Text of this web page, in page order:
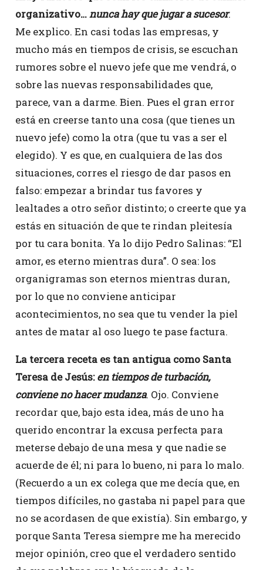
organizativo…nunca hay que jugar a sucesor.
Me explico. En casi todas las empresas, y
mucho más en tiempos de crisis, se escuchan
rumores sobre el nuevo jefe que me vendrá, o
sobre las nuevas responsabilidades que,
parece, van a darme. Bien. Pues el gran error
está en creerse tanto una cosa (que tienes un
nuevo jefe) como la otra (que tu vas a ser el
elegido). Y es que, en cualquiera de las dos
situaciones, corres el riesgo de dar pasos en
falso: empezar a brindar tus favores y
lealtades a otro señor distinto; o creerte que ya
estás en situación de que te rindan pleitesía
por tu cara bonita. Ya lo dijo Pedro Salinas: “El
amor, es eterno mientras dura”. O sea: los
organigramas son eternos mientras duran,
por lo que no conviene anticipar
acontecimientos, no sea que tu vender la piel
antes de matar al oso luego te pase factura.
La tercera receta es tan antigua como Santa
Teresa de Jesús:en tiempos de turbación,
conviene no hacer mudanza. Ojo. Conviene
recordar que, bajo esta idea, más de uno ha
querido encontrar la excusa perfecta para
meterse debajo de una mesa y que nadie se
acuerde de él; ni para lo bueno, ni para lo malo.
(Recuerdo a un ex colega que me decía que, en
tiempos difíciles, no gastaba ni papel para que
no se acordasen de que existía). Sin embargo, y
porque Santa Teresa siempre me ha merecido
mejor opinión, creo que el verdadero sentido